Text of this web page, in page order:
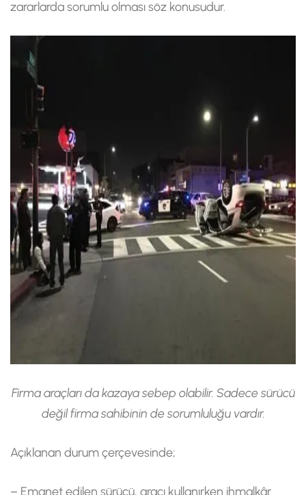
zararlarda sorumlu olması söz konusudur.
Firma araçları da kazaya sebep olabilir. Sadece sürücü
değil firma sahibinin de sorumluluğu vardır.
Açıklanan durum çerçevesinde;
– Emanet edilen sürücü, aracı kullanırken ihmalkâr